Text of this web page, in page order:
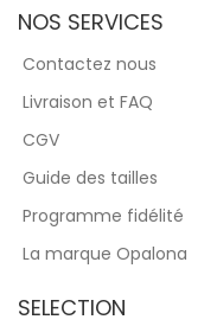
NOS SERVICES
Contactez nous
Livraison et FAQ
CGV
Guide des tailles
Programme fidélité
La marque Opalona
SELECTION